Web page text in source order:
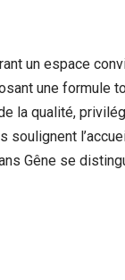
un espace
une
la qualité,
Gêne se